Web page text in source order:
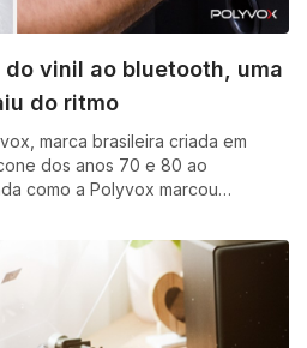
vinil ao bluetooth, uma
do ritmo
marca brasileira criada em
dos anos 70 e 80 ao
como a Polyvox marcou